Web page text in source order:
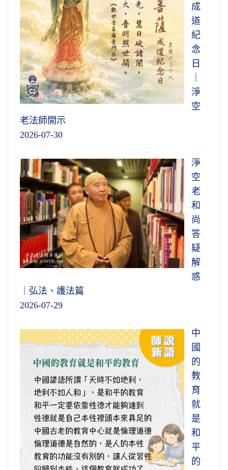
成
道
紀
念
日
淨
空
老法師開示
2026-07-30
淨
空
老
和
尚
答
疑
解
惑
｜弘法、護法篇
2026-07-29
中
國
的
教
育
就
是
和
平
的